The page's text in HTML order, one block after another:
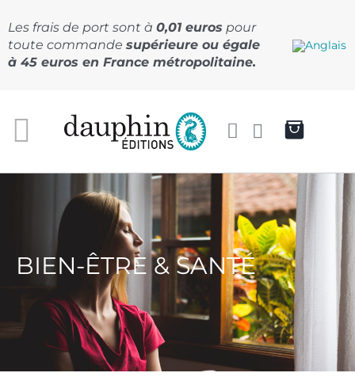
au
contenu
Les frais de port sont à 0,01 euros pour
toute commande supérieure ou égale
à 45 euros en France métropolitaine.
BIEN-ÊTRE & SANTÉ